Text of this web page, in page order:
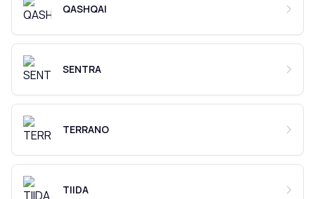
QASHQAI
SENTRA
TERRANO
TIIDA